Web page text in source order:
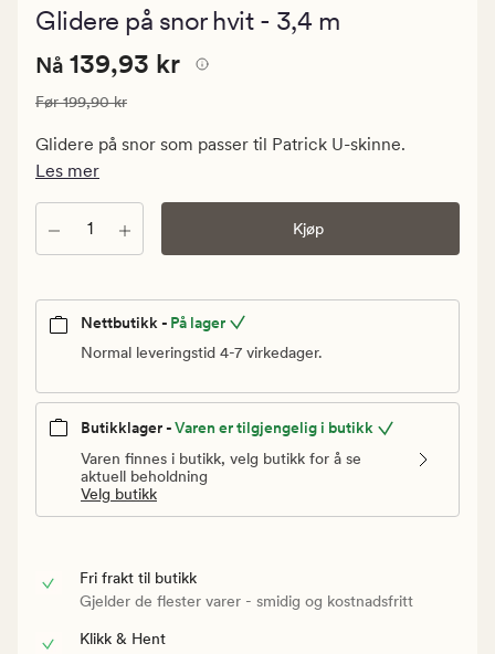
Glidere på snor hvit - 3,4 m
Nåværende
139,93
kr.
Vanlig
Nåværende pris
Nå 139,93 kr
Vanlig pris 199,90 kr
Før199,90 kr
Glidere på snor som passer til Patrick U-skinne.
Les mer
Antall Kjøp
Nettbutikk - På lager
Normal leveringstid 4-7 virkedager.
Butikklager -Varen er tilgjengelig i butikk
Varen finnes i butikk, velg butikk for å se
aktuell beholdning
Velg butikk
Fri frakt til butikk
Gjelder de flester varer - smidig og kostnadsfritt
Klikk & Hent